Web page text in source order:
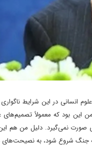
انسانی در این شرایط ناگواری
بود که معمولاً تصمیم‌های
صورت نمی‌گیرد. دلیل من هم
جنگ شروع شود، به